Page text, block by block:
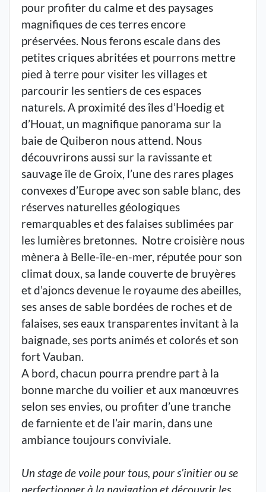
pour profiter du calme et des paysages
magnifiques de ces terres encore
préservées. Nous ferons escale dans des
petites criques abritées et pourrons mettre
pied à terre pour visiter les villages et
parcourir les sentiers de ces espaces
naturels. A proximité des îles d’Hoedig et
d’Houat, un magnifique panorama sur la
baie de Quiberon nous attend. Nous
découvrirons aussi sur la ravissante et
sauvage île de Groix, l’une des rares plages
convexes d’Europe avec son sable blanc, des
réserves naturelles géologiques
remarquables et des falaises sublimées par
les lumières bretonnes. Notre croisière nous
mènera à Belle-île-en-mer, réputée pour son
climat doux, sa lande couverte de bruyères
et d’ajoncs devenue le royaume des abeilles,
ses anses de sable bordées de roches et de
falaises, ses eaux transparentes invitant à la
baignade, ses ports animés et colorés et son
fort Vauban.
A bord, chacun pourra prendre part à la
bonne marche du voilier et aux manœuvres
selon ses envies, ou profiter d’une tranche
de farniente et de l’air marin, dans une
ambiance toujours conviviale.
Un stage de voile pour tous, pour s’initier ou se